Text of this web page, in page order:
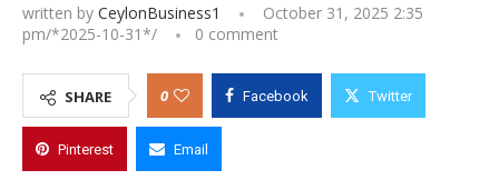
written by CeylonBusiness1
October 31, 2025 2:35
pm/*2025-10-31*/ 0 comment
SHARE 0 Facebook Twitter
Pinterest Email